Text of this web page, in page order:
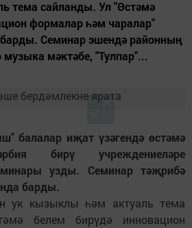
тема сайланды. Ул "Өстәмә
формалар һәм чаралар"
Семинар эшендә районның
мәктәбе, "Тулпар"...
балалар иҗат үзәгендә өстәмә
бирү учреждениеләре
узды. Семинар тәҗрибә
барды.
ук кызыклы һәм актуаль тема
белем бирүдә инновацион